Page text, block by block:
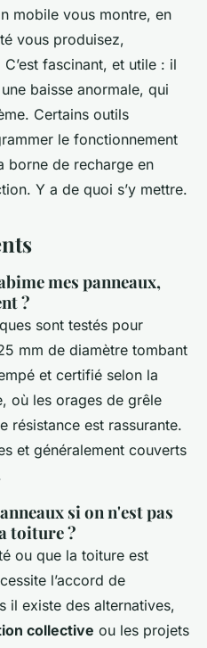
mobile vous montre, en
vous produisez,
fascinant, et utile : il
baisse anormale, qui
Certains outils
le fonctionnement
borne de recharge en
Y a de quoi s’y mettre.
mes panneaux,
?
sont testés pour
mm de diamètre tombant
et certifié selon la
où les orages de grêle
résistance est rassurante.
et généralement couverts
si on n'est pas
toiture ?
ou que la toiture est
l’accord de
il existe des alternatives,
collective ou les projets